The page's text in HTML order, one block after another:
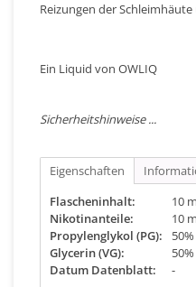
Reizungen der
Ein Liquid von OWLIQ
Sicherheitshinweise ...
Eigenschaften
Flascheninhalt:
10
Nikotinanteile:
10
Propylenglykol (PG):
50%
Glycerin (VG):
50%
Datum Datenblatt:
-